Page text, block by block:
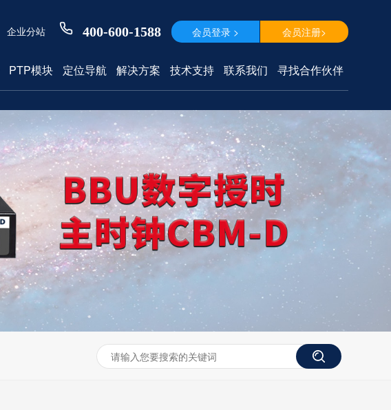
企业分站 400-600-1588 会员登录 > 会员注册>
PTP模块 定位导航 解决方案 技术支持 联系我们 寻找合作伙伴